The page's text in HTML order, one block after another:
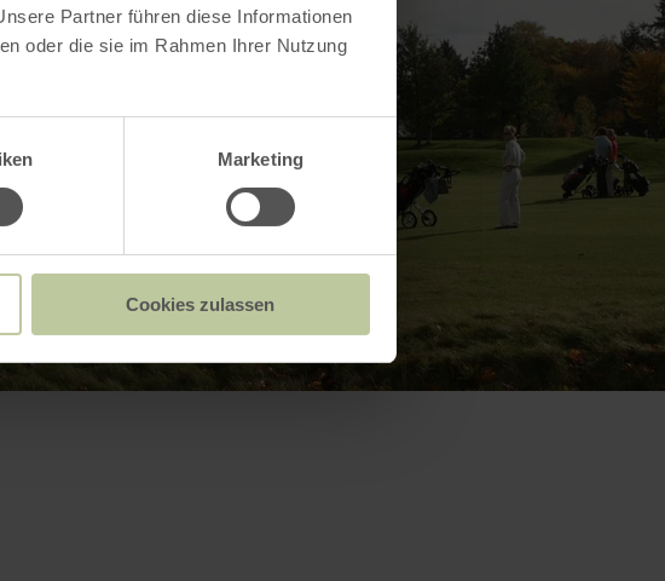
Partner führen diese Informationen
oder die sie im Rahmen Ihrer Nutzung
Marketing
Cookies zulassen